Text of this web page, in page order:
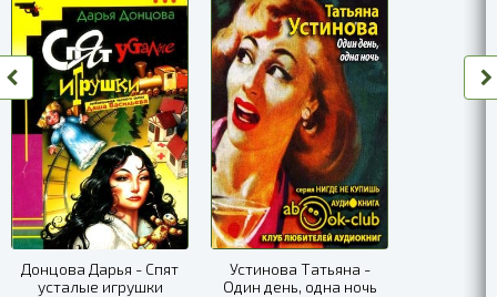
Донцова Дарья - Спят
усталые игрушки
Устинова Татьяна -
Один день, одна ночь